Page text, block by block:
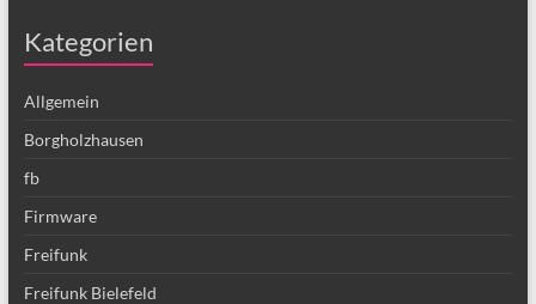
Kategorien
Allgemein
Borgholzhausen
fb
Firmware
Freifunk
Freifunk Bielefeld